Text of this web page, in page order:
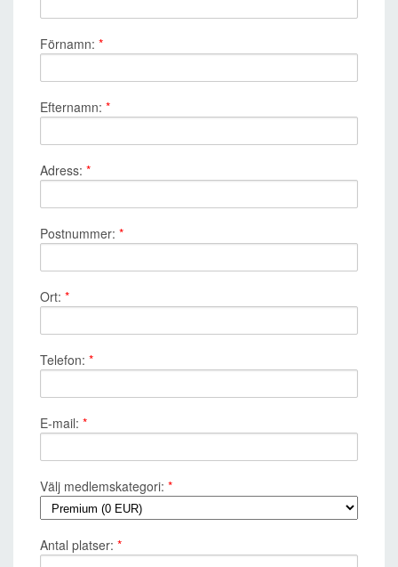
Förnamn: *
Efternamn: *
Adress: *
Postnummer: *
Ort: *
Telefon: *
E-mail: *
Välj medlemskategori: *
Antal platser: *